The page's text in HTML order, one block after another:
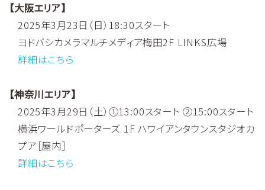
【大阪エリア】
2025年3月23日（日）18:30スタート
ヨドバシカメラマルチメディア梅田2F LINKS広場
詳細はこちら
【神奈川エリア】
2025年3月29日（土）①13:00スタート ②15:00スタート
横浜ワールドポーターズ 1F ハワイアンタウンスタジオカ
プア［屋内］
詳細はこちら